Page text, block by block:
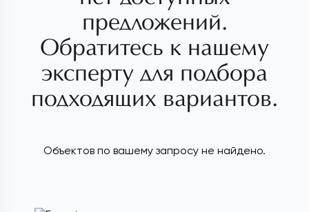
предложений.
Обратитесь к нашему
эксперту для подбора
подходящих вариантов.
Объектов по вашему запросу не найдено.